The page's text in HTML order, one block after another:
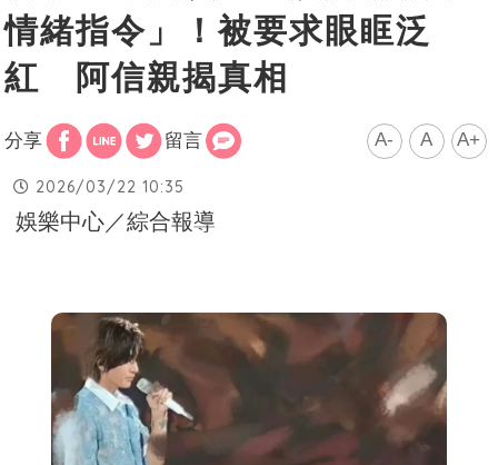
情緒指令」！被要求眼眶泛
紅 阿信親揭真相
分享 留言 A- A A+
2026/03/22 10:35
娛樂中心／綜合報導